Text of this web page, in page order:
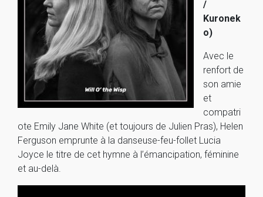
/
Kuronek
o)
Avec le
renfort de
son amie
et
compatri
ote Emily Jane White (et toujours de Julien Pras), Helen
Ferguson emprunte à la danseuse-feu-follet Lucia
Joyce le titre de cet hymne à l’émancipation, féminine
et au-delà.